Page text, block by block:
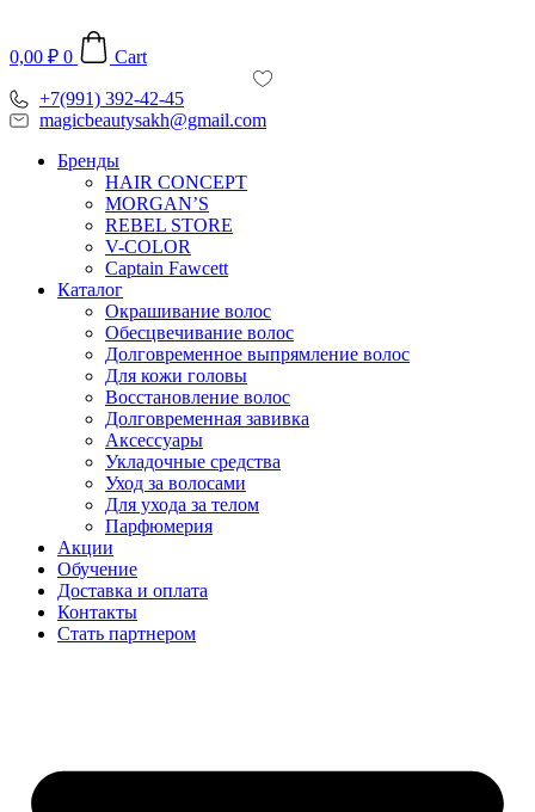
содержимому
0,00 ₽ 0 Cart
+7(991) 392-42-45
magicbeautysakh@gmail.com
Бренды
HAIR CONCEPT
MORGAN’S
REBEL STORE
V-COLOR
Captain Fawcett
Каталог
Окрашивание волос
Обесцвечивание волос
Долговременное выпрямление волос
Для кожи головы
Восстановление волос
Долговременная завивка
Аксессуары
Укладочные средства
Уход за волосами
Для ухода за телом
Парфюмерия
Акции
Обучение
Доставка и оплата
Контакты
Стать партнером